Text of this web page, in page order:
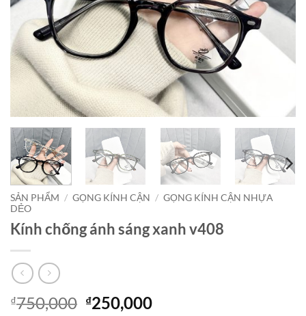
SẢN PHẨM / GỌNG KÍNH CẬN / GỌNG KÍNH CẬN NHỰA
DẺO
Kính chống ánh sáng xanh v408
₫750,000 Giá
₫250,000Giá